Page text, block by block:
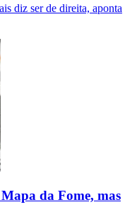
diz ser de direita, aponta
da Fome, mas